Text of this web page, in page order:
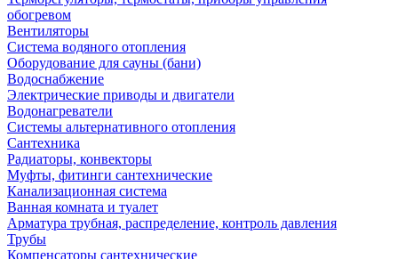
обогревом
Вентиляторы
Система водяного отопления
Оборудование для сауны (бани)
Водоснабжение
Электрические приводы и двигатели
Водонагреватели
Системы альтернативного отопления
Сантехника
Радиаторы, конвекторы
Муфты, фитинги сантехнические
Канализационная система
Ванная комната и туалет
Арматура трубная, распределение, контроль давления
Трубы
Компенсаторы сантехнические